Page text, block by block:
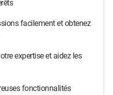
facilement et obtenez
expertise et aidez les
fonctionnalités